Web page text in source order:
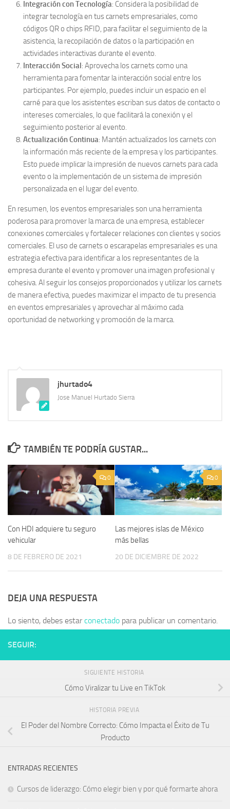
Integración con Tecnología: Considera la posibilidad de
integrar tecnología en tus carnets empresariales, como
códigos QR o chips RFID, para facilitar el seguimiento de la
asistencia, la recopilación de datos o la participación en
actividades interactivas durante el evento.
Interacción Social: Aprovecha los carnets como una
herramienta para fomentar la interacción social entre los
participantes. Por ejemplo, puedes incluir un espacio en el
carné para que los asistentes escriban sus datos de contacto o
intereses comerciales, lo que facilitará la conexión y el
seguimiento posterior al evento.
Actualización Continua: Mantén actualizados los carnets con
la información más reciente de la empresa y los participantes.
Esto puede implicar la impresión de nuevos carnets para cada
evento o la implementación de un sistema de impresión
personalizada en el lugar del evento.
En resumen, los eventos empresariales son una herramienta
poderosa para promover la marca de una empresa, establecer
conexiones comerciales y fortalecer relaciones con clientes y socios
comerciales. El uso de carnets o escarapelas empresariales es una
estrategia efectiva para identificar a los representantes de la
empresa durante el evento y promover una imagen profesional y
cohesiva. Al seguir los consejos proporcionados y utilizar los carnets
de manera efectiva, puedes maximizar el impacto de tu presencia
en eventos empresariales y aprovechar al máximo cada
oportunidad de networking y promoción de la marca.
jhurtado4
Jose Manuel Hurtado Sierra
TAMBIÉN TE PODRÍA GUSTAR...
0
Con HDI adquiere tu seguro
vehicular
8 DE FEBRERO DE 2021
0
Las mejores islas de México
más bellas
20 DE DICIEMBRE DE 2022
DEJA UNA RESPUESTA
Lo siento, debes estarconectado para publicar un comentario.
SEGUIR:
SIGUIENTE HISTORIA
Cómo Viralizar tu Live en TikTok
HISTORIA PREVIA
El Poder del Nombre Correcto: Cómo Impacta el Éxito de Tu
Producto
ENTRADAS RECIENTES
Cursos de liderazgo: Cómo elegir bien y por qué formarte ahora